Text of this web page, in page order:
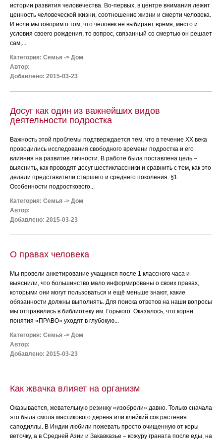
истории развития человечества. Во-первых, в центре внимания лежит
ценность человеческой жизни, соотношение жизни и смерти человека.
И если мы говорим о том, что человек не выбирает время, место и
условия своего рождения, то вопрос, связанный со смертью он решает
сам,...
Категория: Семья -> Дом
Автор:
Добавлено: 2015-03-23
Досуг как один из важнейших видов
деятельности подростка
Важность этой проблемы подтверждается тем, что в течение XX века
проводились исследования свободного времени подростка и его
влияния на развитие личности. В работе была поставлена цель –
выяснить, как проводят досуг шестиклассники и сравнить с тем, как это
делали представители старшего и среднего поколения. §1.
Особенности подросткового...
Категория: Семья -> Дом
Автор:
Добавлено: 2015-03-23
О правах человека
Мы провели анкетирование учащихся после 1 классного часа и
выяснили, что большинство мало информированы о своих правах,
которыми они могут пользоваться и ещё меньше знают, какие
обязанности должны выполнять. Для поиска ответов на наши вопросы
мы отправились в библиотеку им. Горького. Оказалось, что корни
понятия «ПРАВО» уходят в глубокую...
Категория: Семья -> Дом
Автор:
Добавлено: 2015-03-23
Как жвачка влияет на организм
Оказывается, жевательную резинку «изобрели» давно. Только сначала
это была смола мастикового дерева или клейкий сок растения
саподиллы. В Индии любили пожевать просто очищенную от коры
веточку, а в Средней Азии и Закавказье – кожуру граната после еды, на